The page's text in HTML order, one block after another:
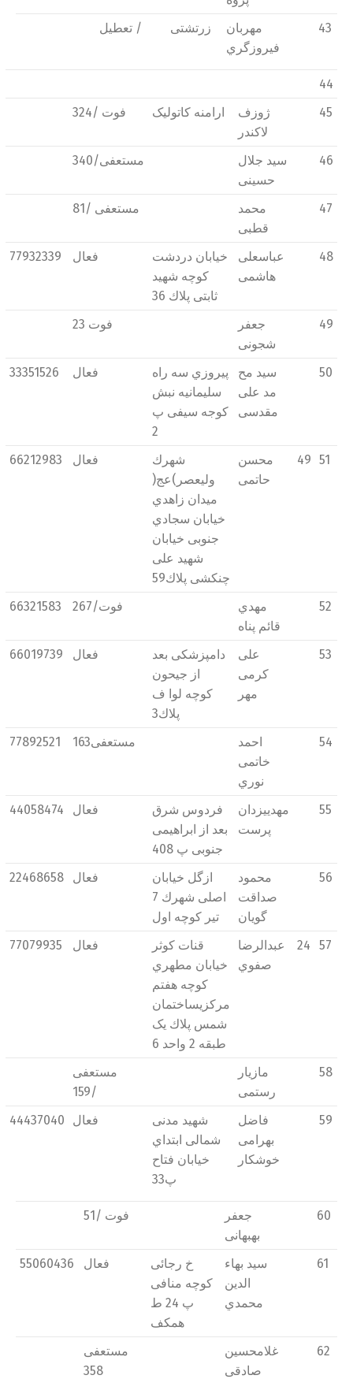
تعطیل /
زرتشتی
مهربان
فیروزگري
43
44
فوت /324
ارامنه کاتولیک
ژوزف
لاكندر
45
مستعفی/340
سید جلال
حسینی
46
مستعفی /81
محمد
قطبی
47
77932339 فعال
خیابان دردشت
كوچه شهید
ثابتی پلاك 36
عباسعلی
هاشمی
48
فوت 23
جعفر
شجونی
49
33351526 فعال
پیروزي سه راه
سلیمانیه نبش
كوجه سیفی پ
2
سید مح
مد علی
مقدسی
50
66212983 فعال
شهرك
ولیعصر)عج(
میدان زاهدي
خیابان سجادي
جنوبی خیابان
شهید علی
چنکشی پلاك59
محسن
حاتمی
49 51
66321583 فوت/267
مهدي
قائم پناه
52
66019739 فعال
دامپزشکی بعد
از جیحون
كوچه لوا ف
پلاك3
علی
كرمی
مهر
53
77892521 مستعفی163
احمد
خاتمی
نوري
54
44058474 فعال
فردوس شرق
بعد از ابراهیمی
جنوبی پ 408
مهديیزدان
پرست
55
22468658 فعال
ازگل خیابان
اصلی شهرك 7
تیر كوچه اول
محمود
صداقت
گويان
56
77079935 فعال
قنات كوثر
خیابان مطهري
كوچه هفتم
مركزيساختمان
شمس پلاك یک
طبقه 2 واحد 6
عبدالرضا
صفوي
24 57
مستعفی
/159
مازيار
رستمی
58
44437040 فعال
شهید مدنی
شمالی ابتداي
خیابان فتاح
پ33
فاضل
بهرامی
خوشکار
59
فوت /51
جعفر
بهبهانی
60
55060436 فعال
خ رجائی
كوچه منافی
پ 24 ط
همکف
سید بهاء
الدين
محمدي
61
مستعفی
358
غلامحسین
صادقی
62